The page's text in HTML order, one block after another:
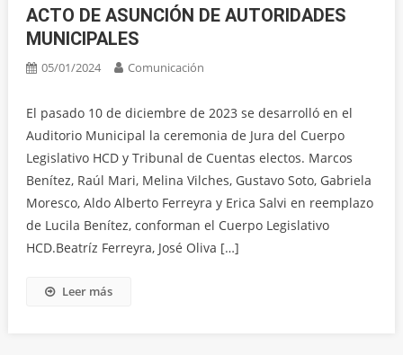
ACTO DE ASUNCIÓN DE AUTORIDADES
MUNICIPALES
05/01/2024 Comunicación
El pasado 10 de diciembre de 2023 se desarrolló en el
Auditorio Municipal la ceremonia de Jura del Cuerpo
Legislativo HCD y Tribunal de Cuentas electos. Marcos
Benítez, Raúl Mari, Melina Vilches, Gustavo Soto, Gabriela
Moresco, Aldo Alberto Ferreyra y Erica Salvi en reemplazo
de Lucila Benítez, conforman el Cuerpo Legislativo
HCD.Beatríz Ferreyra, José Oliva […]
Leer más